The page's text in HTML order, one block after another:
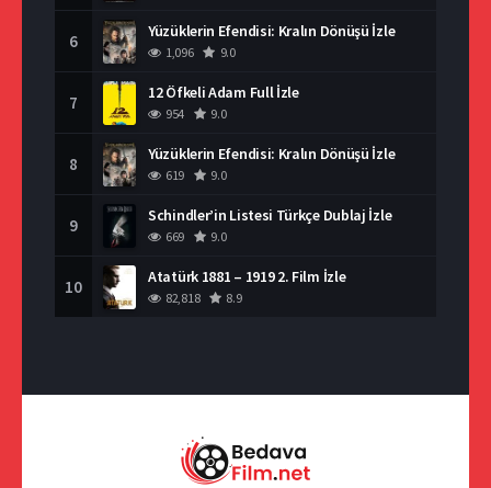
6 Yüzüklerin Efendisi: Kralın Dönüşü İzle
1,096 9.0
7 12 Öfkeli Adam Full İzle
954 9.0
8 Yüzüklerin Efendisi: Kralın Dönüşü İzle
619 9.0
9 Schindler’in Listesi Türkçe Dublaj İzle
669 9.0
10 Atatürk 1881 – 1919 2. Film İzle
82,818 8.9